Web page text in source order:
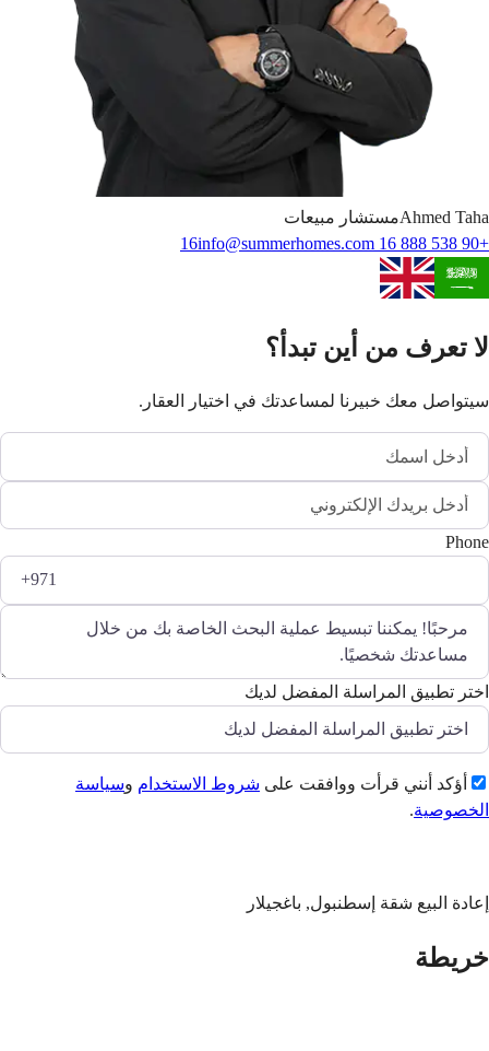
Ahmed Taha
مستشار مبيعات
+90 538 888 16 16
info@summerhomes.com
لا تعرف من أين تبدأ؟
سيتواصل معك خبيرنا لمساعدتك في اختيار العقار.
Phone
اختر تطبيق المراسلة المفضل لديك
أؤكد أنني قرأت ووافقت على شروط الاستخدام وسياسة
الخصوصية.
إعادة البيع شقة إسطنبول, باغجيلار
خريطة